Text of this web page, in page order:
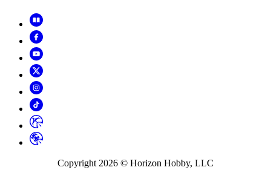
Copyright 2026 © Horizon Hobby, LLC